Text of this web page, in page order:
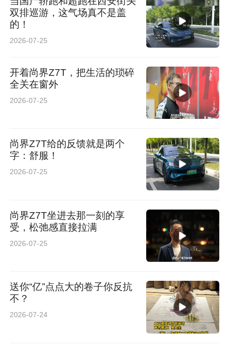
双排巡游，这气场真不是盖
的！
2026-07-25
开着尚界Z7T，把生活的琐碎
全关在窗外
2026-07-25
尚界Z7T给的反馈就是两个
字：舒服！
2026-07-25
尚界Z7T坐进去那一刻的享
受，松弛感直接拉满
2026-07-25
送你“亿”点点大的卷子你反抗
不？
2026-07-24